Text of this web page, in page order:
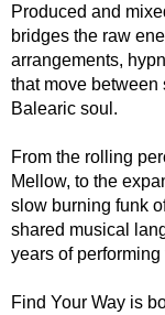
Produced and
bridges the raw
arrangements,
that move
Balearic soul.
From the rolling
Mellow, to the
slow burning funk
shared musical
years of performing
Find Your Way is